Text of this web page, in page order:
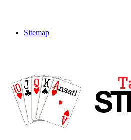
Sitemap